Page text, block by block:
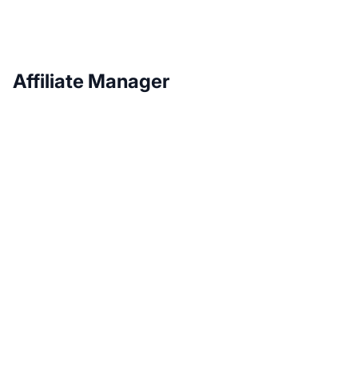
Affiliate Manager